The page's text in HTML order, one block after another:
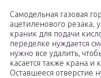
Самодельная газовая
ацетиленового резака,
краник для подачи
переделке нуждается
нужно все удалить,
касается также крана и
Оставшееся отверстие